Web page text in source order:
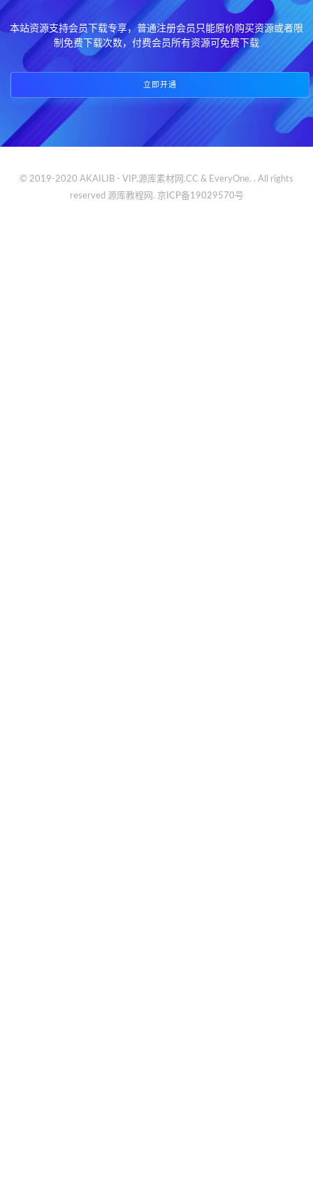
本站资源支持会员下载专享，普通注册会员只能原价购买资源或者限
制免费下载次数，付费会员所有资源可免费下载
立即开通
© 2019-2020 AKAILIB - VIP.源库素材网.CC & EveryOne. . All rights
reserved 源库教程网. 京ICP备19029570号